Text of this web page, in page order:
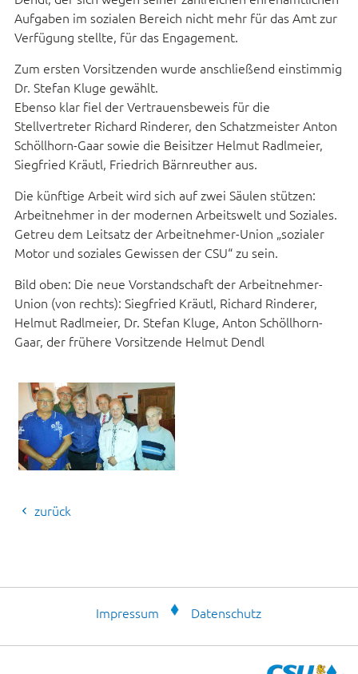
Aufgaben im sozialen Bereich nicht mehr für das Amt zur
Verfügung stellte, für das Engagement.
Zum ersten Vorsitzenden wurde anschließend einstimmig
Dr. Stefan Kluge gewählt.
Ebenso klar fiel der Vertrauensbeweis für die
Stellvertreter Richard Rinderer, den Schatzmeister Anton
Schöllhorn-Gaar sowie die Beisitzer Helmut Radlmeier,
Siegfried Kräutl, Friedrich Bärnreuther aus.
Die künftige Arbeit wird sich auf zwei Säulen stützen:
Arbeitnehmer in der modernen Arbeitswelt und Soziales.
Getreu dem Leitsatz der Arbeitnehmer-Union „sozialer
Motor und soziales Gewissen der CSU“ zu sein.
Bild oben: Die neue Vorstandschaft der Arbeitnehmer-
Union (von rechts): Siegfried Kräutl, Richard Rinderer,
Helmut Radlmeier, Dr. Stefan Kluge, Anton Schöllhorn-
Gaar, der frühere Vorsitzende Helmut Dendl
zurück
Impressum Datenschutz